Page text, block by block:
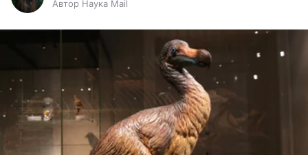
Автор Наука Mail